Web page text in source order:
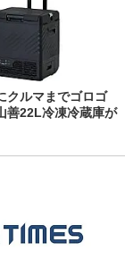
クルマまでゴロゴ
善22L冷凍冷蔵庫が